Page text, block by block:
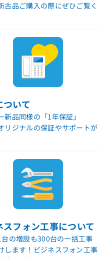
古品ご購入の際にぜひご覧く
いて
新品同様の「1年保証」
リジナルの保証やサポートが
スフォン工事について
の増設も300台の一括工事
します！ビジネスフォン工事